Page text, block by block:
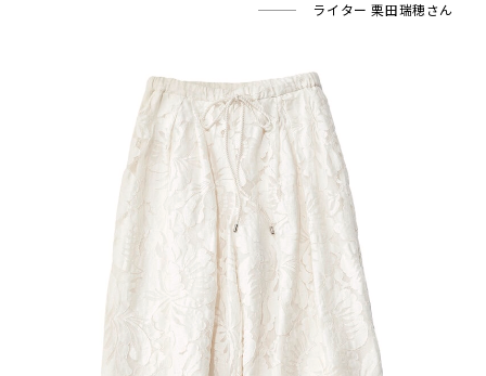
ライター 栗田瑞穂さん